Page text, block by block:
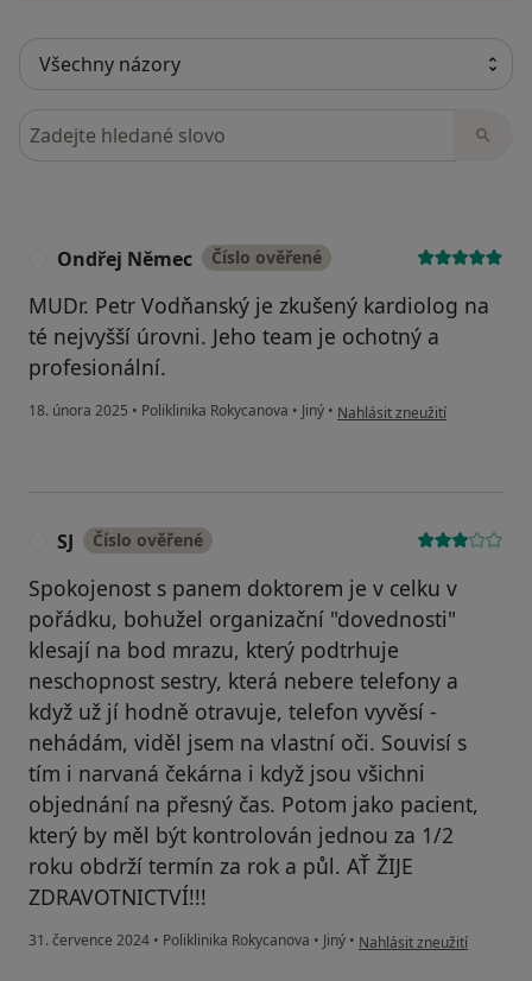
Hledejte v názorech
Ondřej Němec Číslo ověřené
MUDr. Petr Vodňanský je zkušený kardiolog na
té nejvyšší úrovni. Jeho team je ochotný a
profesionální.
18. února 2025 • Poliklinika Rokycanova • Jiný • podle názoru uživatele
Nahlásit zneužití
SJ Číslo ověřené
Spokojenost s panem doktorem je v celku v
pořádku, bohužel organizační "dovednosti"
klesají na bod mrazu, který podtrhuje
neschopnost sestry, která nebere telefony a
když už jí hodně otravuje, telefon vyvěsí -
nehádám, viděl jsem na vlastní oči. Souvisí s
tím i narvaná čekárna i když jsou všichni
objednání na přesný čas. Potom jako pacient,
který by měl být kontrolován jednou za 1/2
roku obdrží termín za rok a půl. AŤ ŽIJE
ZDRAVOTNICTVÍ!!!
31. července 2024 • Poliklinika Rokycanova • Jiný • podle názoru uživatele SJ
Nahlásit zneužití